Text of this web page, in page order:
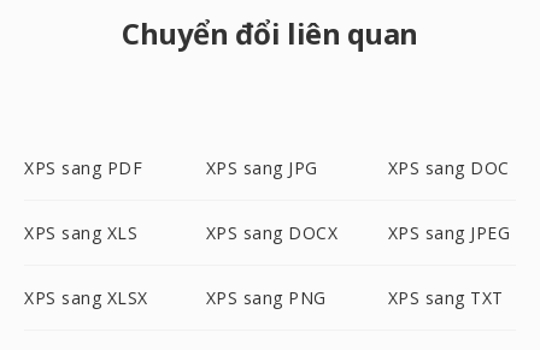
Chuyển đổi liên quan
XPS sang PDF XPS sang JPG XPS sang DOC
XPS sang XLS XPS sang DOCX XPS sang JPEG
XPS sang XLSX XPS sang PNG XPS sang TXT